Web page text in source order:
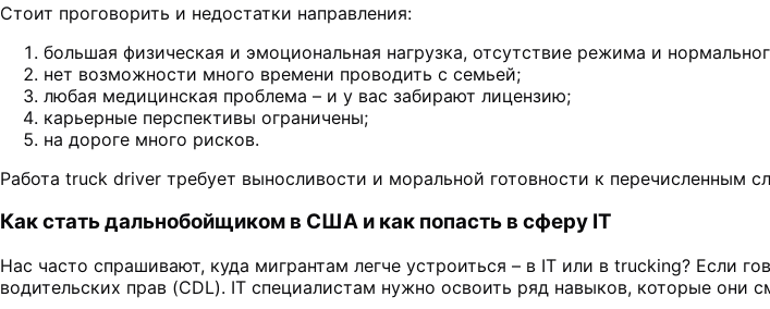
Стоит проговорить и недостатки направления:
большая физическая и эмоциональная нагрузка, отсутствие режима и
нет возможности много времени проводить с семьей;
любая медицинская проблема – и у вас забирают лицензию;
карьерные перспективы ограничены;
на дороге много рисков.
Работа truck driver требует выносливости и моральной готовности к перечисленным
Как стать дальнобойщиком в США и как попасть в сферу IT
Нас часто спрашивают, куда мигрантам легче устроиться – в IT или в trucking? Если
водительских прав (CDL). IT специалистам нужно освоить ряд навыков, которые они